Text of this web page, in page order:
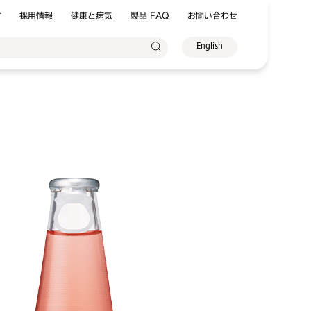
採用情報 健康と病気 製品 FAQ お問い合わせ
English